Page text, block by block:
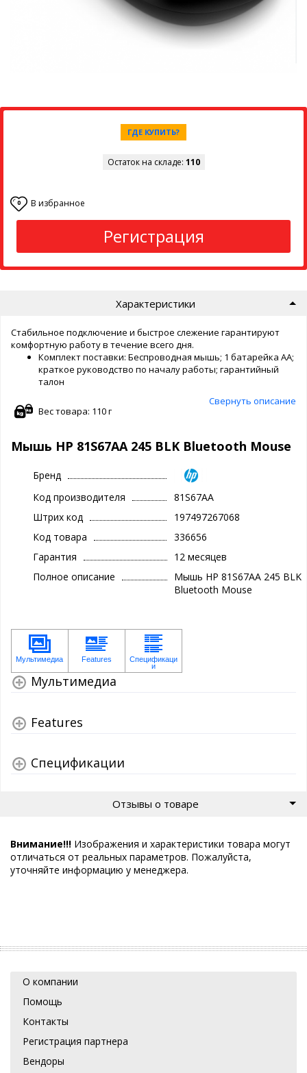
ГДЕ КУПИТЬ?
Остаток на складе: 110
0 В избранное
Регистрация
Характеристики
Стабильное подключение и быстрое слежение гарантируют
комфортную работу в течение всего дня.
Комплект поставки: Беспроводная мышь; 1 батарейка AA;
краткое руководство по началу работы; гарантийный
талон
Свернуть описание
Вес товара: 110 г
Мышь HP 81S67AA 245 BLK Bluetooth Mouse
Бренд
Код производителя
81S67AA
Штрих код
197497267068
Код товара
336656
Гарантия
12 месяцев
Полное описание
Мышь HP 81S67AA 245 BLK
Bluetooth Mouse
Мультимедиа
Features
Спецификации
Отзывы о товаре
Внимание!!! Изображения и характеристики товара могут
отличаться от реальных параметров. Пожалуйста,
уточняйте информацию у менеджера.
О компании
Помощь
Контакты
Регистрация партнера
Вендоры